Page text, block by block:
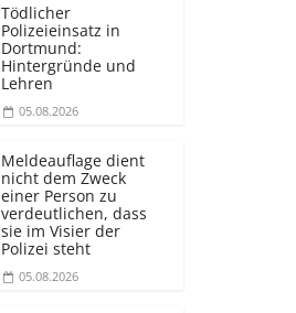
Tödlicher
Polizeieinsatz in
Dortmund:
Hintergründe und
Lehren
05.08.2026
Meldeauflage dient
nicht dem Zweck
einer Person zu
verdeutlichen, dass
sie im Visier der
Polizei steht
05.08.2026